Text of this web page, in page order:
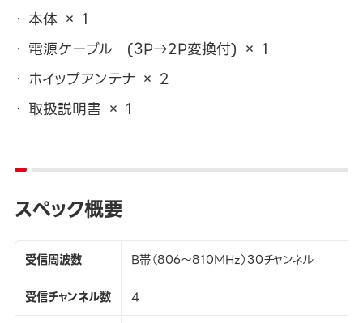
本体 × 1
電源ケーブル (3P→2P変換付) × 1
ホイップアンテナ × 2
取扱説明書 × 1
スペック概要
受信周波数
B帯（806～810MHz）30チャンネル
受信チャンネル数
4